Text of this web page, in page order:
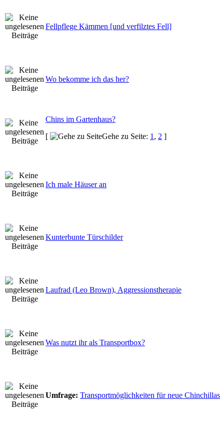
Fellpflege Kämmen [und verfilztes Fell]
Wo bekomme ich das her?
Chins im Gartenhaus?
[
Gehe zu Seite: 1 , 2 ]
Ich male Häuser an
Kunterbunte Türschilder
Laufrad (Leo Brown), Aggressionstherapie
Was nutzt ihr als Transportbox?
Umfrage: Transportmöglichkeiten für neue Chinchillas